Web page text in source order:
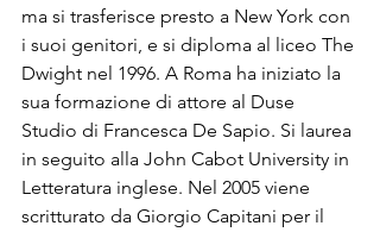
ma si trasferisce presto a New York con
i suoi genitori, e si diploma al liceo The
Dwight nel 1996. A Roma ha iniziato la
sua formazione di attore al Duse
Studio di Francesca De Sapio. Si laurea
in seguito alla John Cabot University in
Letteratura inglese. Nel 2005 viene
scritturato da Giorgio Capitani per il